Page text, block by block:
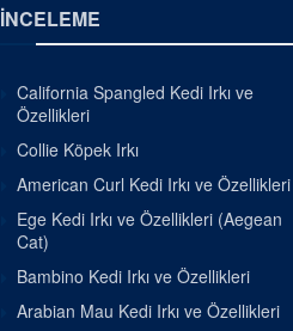
İNCELEME
California Spangled Kedi Irkı ve
Özellikleri
Collie Köpek Irkı
American Curl Kedi Irkı ve Özellikleri
Ege Kedi Irkı ve Özellikleri (Aegean
Cat)
Bambino Kedi Irkı ve Özellikleri
Arabian Mau Kedi Irkı ve Özellikleri